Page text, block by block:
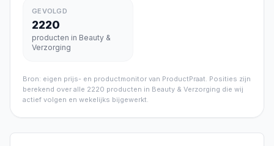
GEVOLGD
2220
producten in Beauty &
Verzorging
Bron: eigen prijs- en productmonitor van ProductPraat. Posities zijn
berekend over alle 2220 producten in Beauty & Verzorging die wij
actief volgen en wekelijks bijgewerkt.